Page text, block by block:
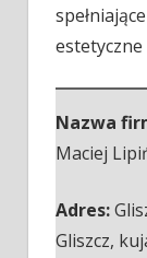
Nazwa
Maciej
Adres:
Gliszcz,